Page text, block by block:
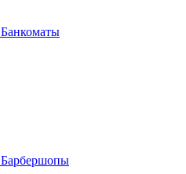
Банкоматы
Барбершопы